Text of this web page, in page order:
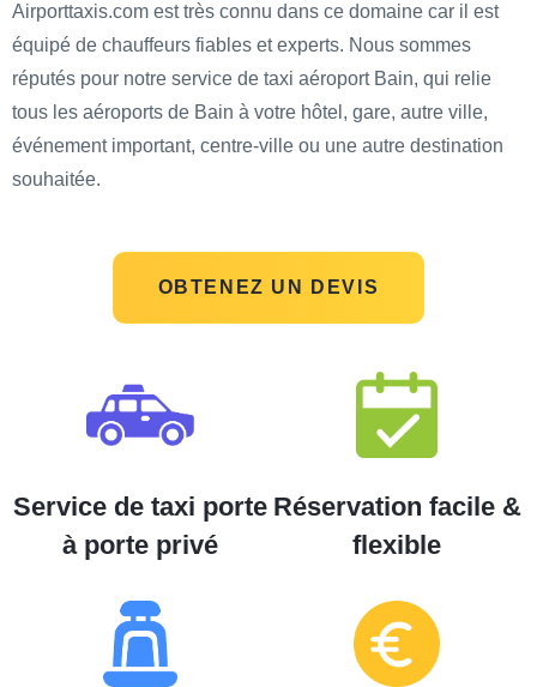
OBTENEZ UN DEVIS
Airporttaxis.com est très connu dans ce domaine car il est
équipé de chauffeurs fiables et experts. Nous sommes
réputés pour notre service de taxi aéroport Bain, qui relie
tous les aéroports de Bain à votre hôtel, gare, autre ville,
événement important, centre-ville ou une autre destination
souhaitée.
Service de taxi porte
à porte privé
Réservation facile &
flexible